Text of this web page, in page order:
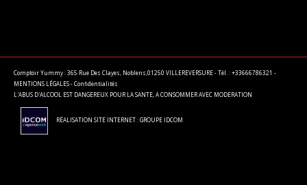
Comptoir Yummy : 365 Rue Des Clayes, Noblens,01250 VILLEREVERSURE - Tél. : +33666786321 -
MENTIONS LÉGALES-Confidentialités
L'ABUS D'ALCOOL EST DANGEREUX POUR LA SANTE, A CONSOMMER AVEC MODERATION
RÉALISATION SITE INTERNET : GROUPE IDCOM